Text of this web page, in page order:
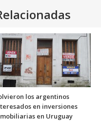
los argentinos
en inversiones
en Uruguay